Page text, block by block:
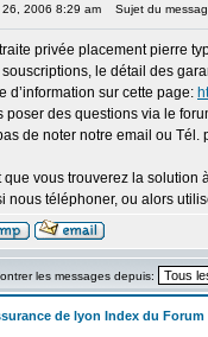
2006 8:29 am Sujet du
privée placement pierre
souscriptions, le détail des
d’information sur cette page:
poser des questions via le
de noter notre email ou Tél.
que vous trouverez la solution
nous téléphoner, ou alors
les messages depuis:
de lyon Index du Forum